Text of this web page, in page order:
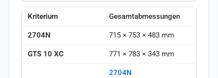
Gesamtabmessungen
715 × 753 × 483 mm
771 × 783 × 343 mm
2704N